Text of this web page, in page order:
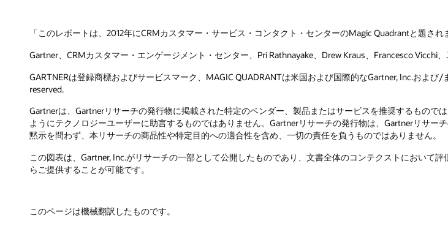
「このレポートは、2012年にCRMカスタマー・サービス・コンタクト・センターのMagic Quadrantと題され
Gartner、CRMカスタマー・エンゲージメント・センター、Pri Rathnayake、Drew Kraus、Francesco Vicchi
GARTNERは登録商標およびサービスマーク、MAGIC QUADRANTは米国および国際的なGartner, Inc.およ
reserved.
Gartnerは、Gartnerリサーチの発行物に掲載された特定のベンダー、製品またはサービスを推奨するもの
ようにテクノロジーユーザーに助言するものではありません。Gartnerリサーチの発行物は、Gartnerリサ
黙示を問わず、本リサーチの商品性や特定目的への適合性を含め、一切の責任を負うものではありません。
この図表は、Gartner, Inc.がリサーチの一部として公開したものであり、文書全体のコンテクストにおいて
らご提供することが可能です。
このページは機械翻訳したものです。